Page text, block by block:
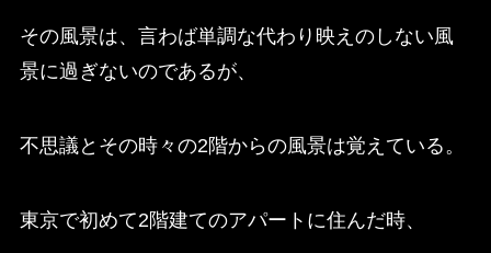
その風景は、言わば単調な代わり映えのしない風
景に過ぎないのであるが、
不思議とその時々の2階からの風景は覚えている。
東京で初めて2階建てのアパートに住んだ時、